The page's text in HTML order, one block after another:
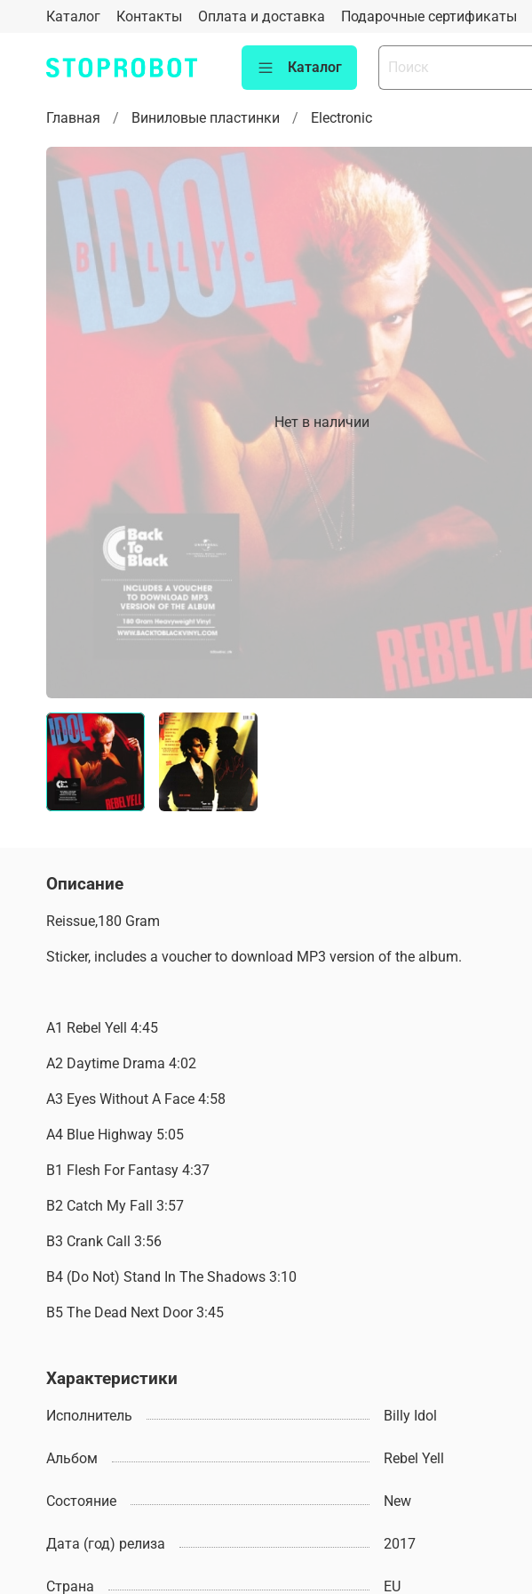
Каталог Контакты Оплата и доставка Подарочные сертификаты
Каталог
Главная Виниловые пластинки Electronic
Нет в наличии
Описание
Reissue,180 Gram
Sticker, includes a voucher to download MP3 version of the album.
A1 Rebel Yell 4:45
A2 Daytime Drama 4:02
A3 Eyes Without A Face 4:58
A4 Blue Highway 5:05
B1 Flesh For Fantasy 4:37
B2 Catch My Fall 3:57
B3 Crank Call 3:56
B4 (Do Not) Stand In The Shadows 3:10
B5 The Dead Next Door 3:45
Характеристики
Исполнитель Billy Idol
Альбом Rebel Yell
Состояние New
Дата (год) релиза 2017
Страна EU